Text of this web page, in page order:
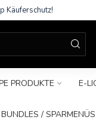
Käuferschutz!
PRODUKTE E-
BUNDLES / SPARMENÜS